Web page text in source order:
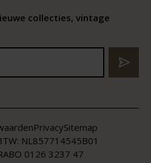
collecties, vintage
NL857714545B01
0126 3237 47
PrivacySitemap